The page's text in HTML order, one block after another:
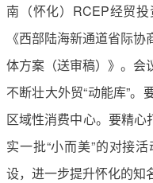
南（怀化）RCEP经贸
《西部陆海新通道省际
体方案（送审稿）》。会
不断壮大外贸“动能库”
区域性消费中心。要精
实一批“小而美”的对接
设，进一步提升怀化的知